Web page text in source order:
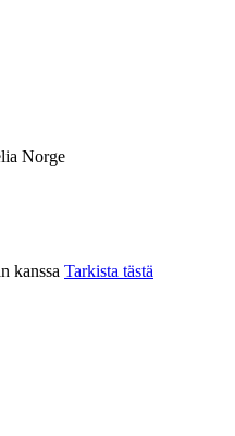
Norge
kanssa Tarkista tästä